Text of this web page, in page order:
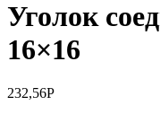
Уголок
16×16
232,56Р